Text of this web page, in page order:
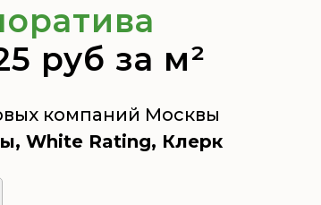
руб за м²
компаний Москвы
White Rating, Клерк